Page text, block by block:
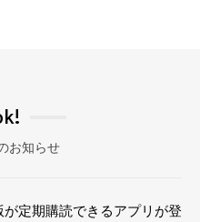
お知らせ
定期購読できるアプリが登